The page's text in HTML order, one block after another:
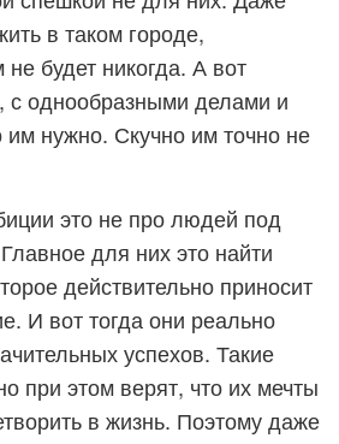
в таком городе,
будет никогда. А вот
с однообразными делами и
им нужно. Скучно им точно не
это не про людей под
для них это найти
действительно приносит
И вот тогда они реально
успехов. Такие
при этом верят, что их мечты
в жизнь. Поэтому даже